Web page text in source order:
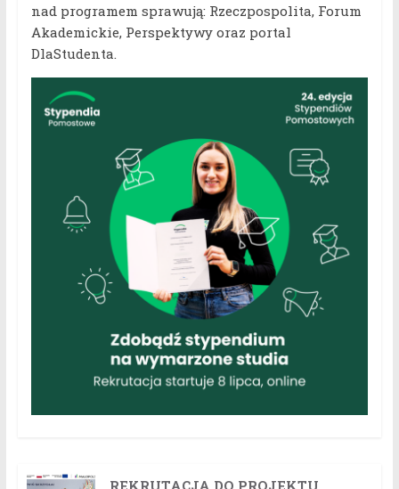
nad programem sprawują: Rzeczpospolita, Forum
Akademickie, Perspektywy oraz portal
DlaStudenta.
REKRUTACJA DO PROJEKTU